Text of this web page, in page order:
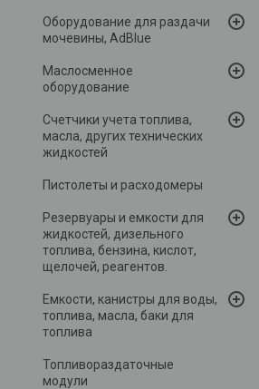
Оборудование для раздачи
мочевины, AdBlue
Маслосменное
оборудование
Счетчики учета топлива,
масла, других технических
жидкостей
Пистолеты и расходомеры
Резервуары и емкости для
жидкостей, дизельного
топлива, бензина, кислот,
щелочей, реагентов.
Емкости, канистры для воды,
топлива, масла, баки для
топлива
Топливораздаточные
модули